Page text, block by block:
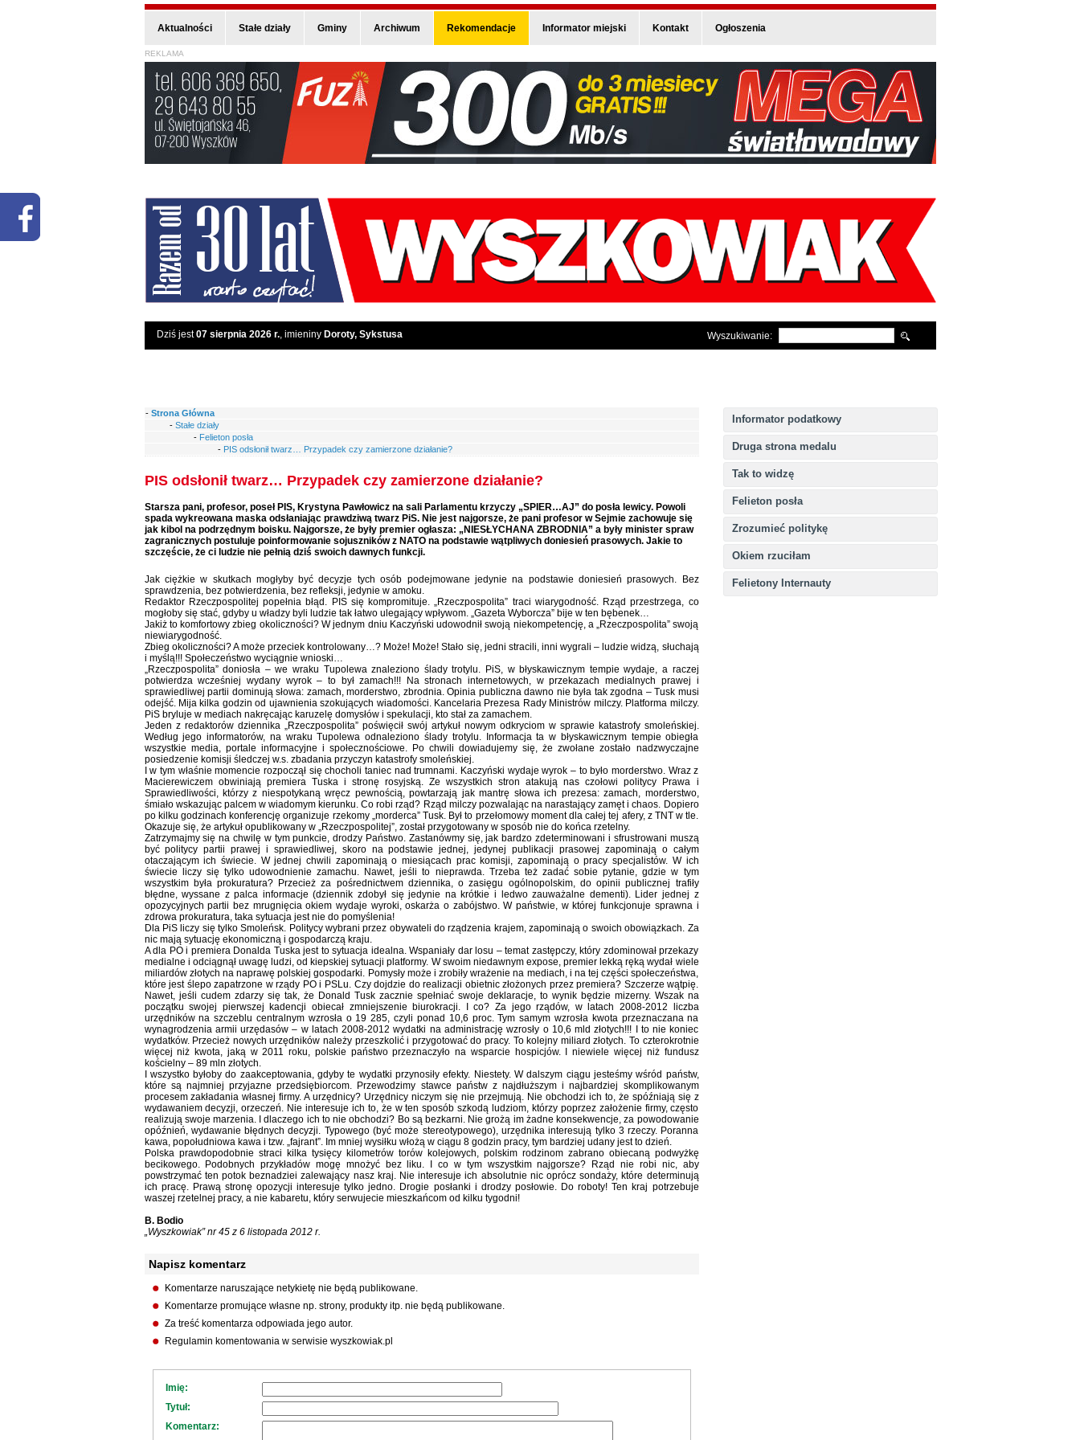
Aktualności Stałe działy Gminy Archiwum Rekomendacje Informator miejski Kontakt Ogłoszenia
REKLAMA
Dziś jest07 sierpnia 2026 r., imieniny Doroty, Sykstusa Wyszukiwanie:
Informator podatkowy
Druga strona medalu
Tak to widzę
Felieton posła
Zrozumieć politykę
Okiem rzuciłam
Felietony Internauty
- Strona Główna
- Stałe działy
- Felieton posła
- PIS odsłonił twarz… Przypadek czy zamierzone działanie?
PIS odsłonił twarz… Przypadek czy zamierzone działanie?
Starsza pani, profesor, poseł PIS, Krystyna Pawłowicz na sali Parlamentu krzyczy „SPIER…AJ” do posła lewicy. Powoli
spada wykreowana maska odsłaniając prawdziwą twarz PiS. Nie jest najgorsze, że pani profesor w Sejmie zachowuje się
jak kibol na podrzędnym boisku. Najgorsze, że były premier ogłasza: „NIESŁYCHANA ZBRODNIA” a były minister spraw
zagranicznych postuluje poinformowanie sojuszników z NATO na podstawie wątpliwych doniesień prasowych. Jakie to
szczęście, że ci ludzie nie pełnią dziś swoich dawnych funkcji.
Jak ciężkie w skutkach mogłyby być decyzje tych osób podejmowane jedynie na podstawie doniesień prasowych. Bez
sprawdzenia, bez potwierdzenia, bez refleksji, jedynie w amoku.
Redaktor Rzeczpospolitej popełnia błąd. PIS się kompromituje. „Rzeczpospolita” traci wiarygodność. Rząd przestrzega, co
mogłoby się stać, gdyby u władzy byli ludzie tak łatwo ulegający wpływom. „Gazeta Wyborcza” bije w ten bębenek…
Jakiż to komfortowy zbieg okoliczności? W jednym dniu Kaczyński udowodnił swoją niekompetencję, a „Rzeczpospolita” swoją
niewiarygodność.
Zbieg okoliczności? A może przeciek kontrolowany…? Może! Może! Stało się, jedni stracili, inni wygrali – ludzie widzą, słuchają
i myślą!!! Społeczeństwo wyciągnie wnioski…
„Rzeczpospolita” doniosła – we wraku Tupolewa znaleziono ślady trotylu. PiS, w błyskawicznym tempie wydaje, a raczej
potwierdza wcześniej wydany wyrok – to był zamach!!! Na stronach internetowych, w przekazach medialnych prawej i
sprawiedliwej partii dominują słowa: zamach, morderstwo, zbrodnia. Opinia publiczna dawno nie była tak zgodna – Tusk musi
odejść. Mija kilka godzin od ujawnienia szokujących wiadomości. Kancelaria Prezesa Rady Ministrów milczy. Platforma milczy.
PiS bryluje w mediach nakręcając karuzelę domysłów i spekulacji, kto stał za zamachem.
Jeden z redaktorów dziennika „Rzeczpospolita” poświęcił swój artykuł nowym odkryciom w sprawie katastrofy smoleńskiej.
Według jego informatorów, na wraku Tupolewa odnaleziono ślady trotylu. Informacja ta w błyskawicznym tempie obiegła
wszystkie media, portale informacyjne i społecznościowe. Po chwili dowiadujemy się, że zwołane zostało nadzwyczajne
posiedzenie komisji śledczej w.s. zbadania przyczyn katastrofy smoleńskiej.
I w tym właśnie momencie rozpoczął się chocholi taniec nad trumnami. Kaczyński wydaje wyrok – to było morderstwo. Wraz z
Macierewiczem obwiniają premiera Tuska i stronę rosyjską. Ze wszystkich stron atakują nas czołowi politycy Prawa i
Sprawiedliwości, którzy z niespotykaną wręcz pewnością, powtarzają jak mantrę słowa ich prezesa: zamach, morderstwo,
śmiało wskazując palcem w wiadomym kierunku. Co robi rząd? Rząd milczy pozwalając na narastający zamęt i chaos. Dopiero
po kilku godzinach konferencję organizuje rzekomy „morderca” Tusk. Był to przełomowy moment dla całej tej afery, z TNT w tle.
Okazuje się, że artykuł opublikowany w „Rzeczpospolitej”, został przygotowany w sposób nie do końca rzetelny.
Zatrzymajmy się na chwilę w tym punkcie, drodzy Państwo. Zastanówmy się, jak bardzo zdeterminowani i sfrustrowani muszą
być politycy partii prawej i sprawiedliwej, skoro na podstawie jednej, jedynej publikacji prasowej zapominają o całym
otaczającym ich świecie. W jednej chwili zapominają o miesiącach prac komisji, zapominają o pracy specjalistów. W ich
świecie liczy się tylko udowodnienie zamachu. Nawet, jeśli to nieprawda. Trzeba też zadać sobie pytanie, gdzie w tym
wszystkim była prokuratura? Przecież za pośrednictwem dziennika, o zasięgu ogólnopolskim, do opinii publicznej trafiły
błędne, wyssane z palca informacje (dziennik zdobył się jedynie na krótkie i ledwo zauważalne dementi). Lider jednej z
opozycyjnych partii bez mrugnięcia okiem wydaje wyroki, oskarża o zabójstwo. W państwie, w której funkcjonuje sprawna i
zdrowa prokuratura, taka sytuacja jest nie do pomyślenia!
Dla PiS liczy się tylko Smoleńsk. Politycy wybrani przez obywateli do rządzenia krajem, zapominają o swoich obowiązkach. Za
nic mają sytuację ekonomiczną i gospodarczą kraju.
A dla PO i premiera Donalda Tuska jest to sytuacja idealna. Wspaniały dar losu – temat zastępczy, który zdominował przekazy
medialne i odciągnął uwagę ludzi, od kiepskiej sytuacji platformy. W swoim niedawnym expose, premier lekką ręką wydał wiele
miliardów złotych na naprawę polskiej gospodarki. Pomysły może i zrobiły wrażenie na mediach, i na tej części społeczeństwa,
które jest ślepo zapatrzone w rządy PO i PSLu. Czy dojdzie do realizacji obietnic złożonych przez premiera? Szczerze wątpię.
Nawet, jeśli cudem zdarzy się tak, że Donald Tusk zacznie spełniać swoje deklaracje, to wynik będzie mizerny. Wszak na
początku swojej pierwszej kadencji obiecał zmniejszenie biurokracji. I co? Za jego rządów, w latach 2008-2012 liczba
urzędników na szczeblu centralnym wzrosła o 19 285, czyli ponad 10,6 proc. Tym samym wzrosła kwota przeznaczana na
wynagrodzenia armii urzędasów – w latach 2008-2012 wydatki na administrację wzrosły o 10,6 mld złotych!!! I to nie koniec
wydatków. Przecież nowych urzędników należy przeszkolić i przygotować do pracy. To kolejny miliard złotych. To czterokrotnie
więcej niż kwota, jaką w 2011 roku, polskie państwo przeznaczyło na wsparcie hospicjów. I niewiele więcej niż fundusz
kościelny – 89 mln złotych.
I wszystko byłoby do zaakceptowania, gdyby te wydatki przynosiły efekty. Niestety. W dalszym ciągu jesteśmy wśród państw,
które są najmniej przyjazne przedsiębiorcom. Przewodzimy stawce państw z najdłuższym i najbardziej skomplikowanym
procesem zakładania własnej firmy. A urzędnicy? Urzędnicy niczym się nie przejmują. Nie obchodzi ich to, że spóźniają się z
wydawaniem decyzji, orzeczeń. Nie interesuje ich to, że w ten sposób szkodą ludziom, którzy poprzez założenie firmy, często
realizują swoje marzenia. I dlaczego ich to nie obchodzi? Bo są bezkarni. Nie grożą im żadne konsekwencje, za powodowanie
opóźnień, wydawanie błędnych decyzji. Typowego (być może stereotypowego), urzędnika interesują tylko 3 rzeczy. Poranna
kawa, popołudniowa kawa i tzw. „fajrant”. Im mniej wysiłku włożą w ciągu 8 godzin pracy, tym bardziej udany jest to dzień.
Polska prawdopodobnie straci kilka tysięcy kilometrów torów kolejowych, polskim rodzinom zabrano obiecaną podwyżkę
becikowego. Podobnych przykładów mogę mnożyć bez liku. I co w tym wszystkim najgorsze? Rząd nie robi nic, aby
powstrzymać ten potok beznadziei zalewający nasz kraj. Nie interesuje ich absolutnie nic oprócz sondaży, które determinują
ich pracę. Prawą stronę opozycji interesuje tylko jedno. Drogie posłanki i drodzy posłowie. Do roboty! Ten kraj potrzebuje
waszej rzetelnej pracy, a nie kabaretu, który serwujecie mieszkańcom od kilku tygodni!
B. Bodio
„Wyszkowiak” nr 45 z 6 listopada 2012 r.
Napisz komentarz
Komentarze naruszające netykietę nie będą publikowane.
Komentarze promujące własne np. strony, produkty itp. nie będą publikowane.
Za treść komentarza odpowiada jego autor.
Regulamin komentowania w serwisie wyszkowiak.pl
Imię:
Tytuł:
Komentarz: